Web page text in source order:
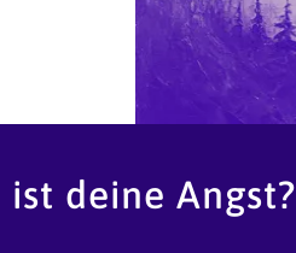
deine Angst?